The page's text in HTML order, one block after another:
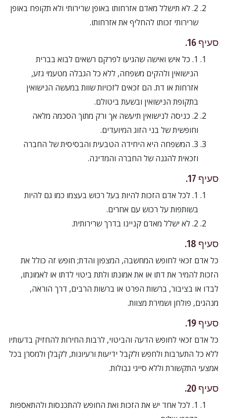
2. לא תישלל מאדם אזרחותו באופן שרירותי ולא תקופח באופן
שרירותי זכותו להחליף את אזרחותו.
סעיף 16.
1. כל איש ואישה שהגיעו לפרקם רשאים לבוא בברית
הנישואין ולהקים משפחה, ללא כל הגבלה מטעמי גזע,
אזרחות או דת. הם זכאים לזכויות שוות במעשה הנישואין
בתקופת הנישואין ובשעת ביטולם.
2. כניסה לנישואין תיעשה אך ורק מתוך הסכמה מלאה
וחופשית של בני הזוג המיועדים.
3. המשפחה היא היחידה הטבעית והבסיסית של החברה
וזכאית להגנה של החברה והמדינה.
סעיף 17.
1. לכל אדם הזכות להיות בעל רכוש בעצמו כמו גם להיות
בשותפות על רכוש עם אחרים.
2. לא ישלל מאדם קניינו בדרך שרירותית.
סעיף 18.
כל אדם זכאי לחופש המחשבה, המצפון והדת; חופש זה כולל את
הזכות להמיר את דתו או את אמונתו ולתת ביטוי לדתו או לאמונתו,
לבדו או בציבור, ברשות הפרט או ברשות הרבים, דרך הוראה,
מנהגים, פולחן ושמירת מצוות.
סעיף 19.
כל אדם זכאי לחופש הדעה והביטוי, לרבות החירות להחזיק בדעותיו
ללא כל התערבות ולחפש ולקבל ידיעות ורעיונות, לקבלן ולמסרן בכל
אמצעי התקשורת וללא סייגי גבולות.
סעיף 20.
1. לכל אחד יש את הזכות ואת החופש להתכנסות ולהתאספות